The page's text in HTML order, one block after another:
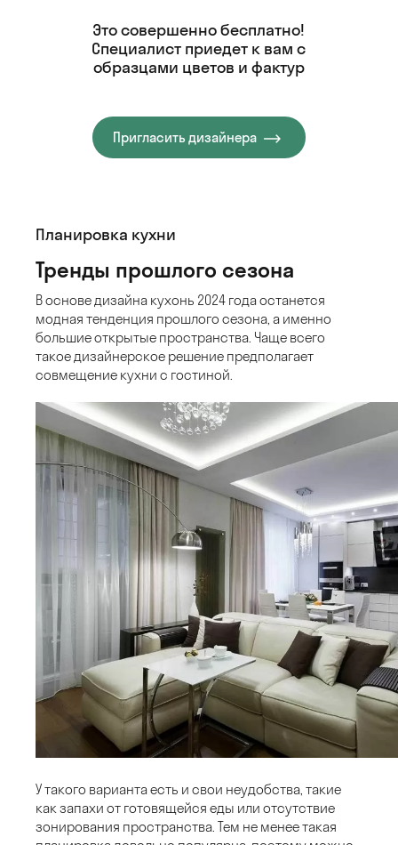
Это совершенно бесплатно!
Специалист приедет к вам с
образцами цветов и фактур
Пригласить дизайнера
Планировка кухни
Тренды прошлого сезона
В основе дизайна кухонь 2024 года останется
модная тенденция прошлого сезона, а именно
большие открытые пространства. Чаще всего
такое дизайнерское решение предполагает
совмещение кухни с гостиной.
У такого варианта есть и свои неудобства, такие
как запахи от готовящейся еды или отсутствие
зонирования пространства. Тем не менее такая